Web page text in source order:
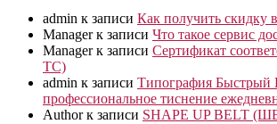
admin к записи Как получить скидку
Managerк записи Что такое сервис
Managerк записи Сертификат
ТС)
admin к записи Типография Быстрый
профессиональное тиснение
Authorк записи SHAPE UP BELT